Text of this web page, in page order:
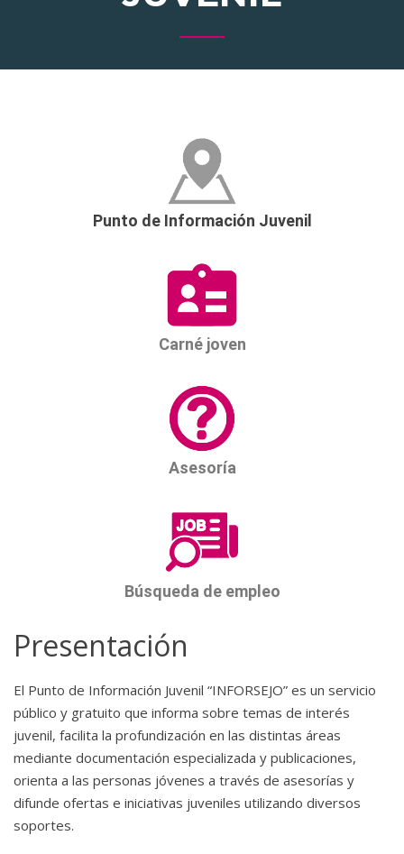
Punto de Información Juvenil
Carné joven
Asesoría
Búsqueda de empleo
Presentación
El Punto de Información Juvenil “INFORSEJO” es un servicio
público y gratuito que informa sobre temas de interés
juvenil, facilita la profundización en las distintas áreas
mediante documentación especializada y publicaciones,
orienta a las personas jóvenes a través de asesorías y
difunde ofertas e iniciativas juveniles utilizando diversos
soportes.